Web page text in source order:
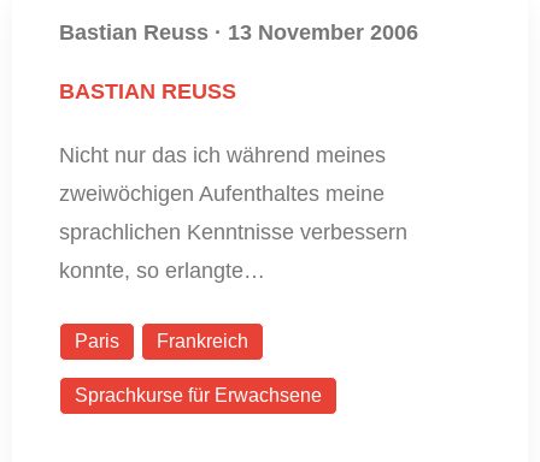
Bastian Reuss · 13 November 2006
BASTIAN REUSS
Nicht nur das ich während meines
zweiwöchigen Aufenthaltes meine
sprachlichen Kenntnisse verbessern
konnte, so erlangte…
Paris Frankreich
Sprachkurse für Erwachsene